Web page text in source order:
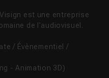
est une entreprise
de l'audiovisuel.
/ Évènementiel /
- Animation 3D)